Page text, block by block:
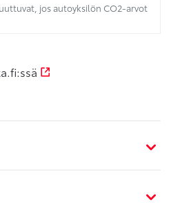
jos autoyksilön CO2-arvot